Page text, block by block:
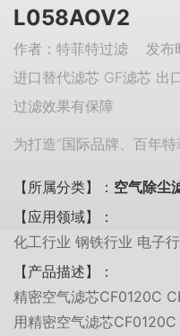
L058AOV2
作者：特菲特过滤 发布
进口替代滤芯 GF滤芯 出
过滤效果有保障
为打造“国际品牌、百年特
【所属分类】： 空气除尘
【应用领域】：
化工行业 钢铁行业 电子
【产品描述】：
精密空气滤芯CF0120C
用精密空气滤芯